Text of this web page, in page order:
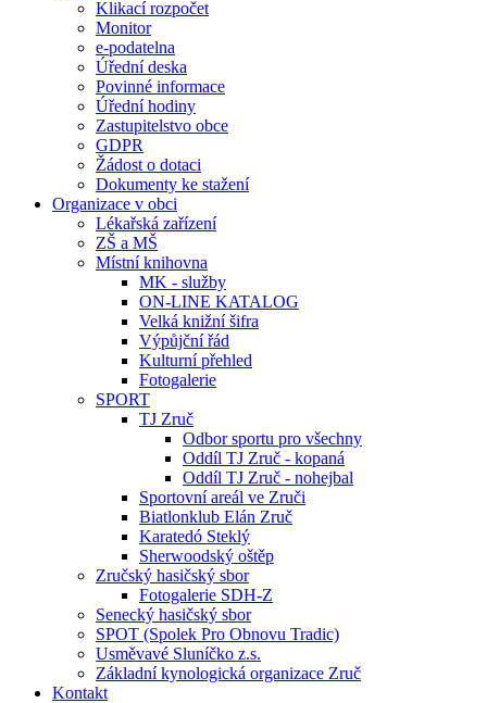
Klikací rozpočet
Monitor
e-podatelna
Úřední deska
Povinné informace
Úřední hodiny
Zastupitelstvo obce
GDPR
Žádost o dotaci
Dokumenty ke stažení
Organizace v obci
Lékařská zařízení
ZŠ a MŠ
Místní knihovna
MK - služby
ON-LINE KATALOG
Velká knižní šifra
Výpůjční řád
Kulturní přehled
Fotogalerie
SPORT
TJ Zruč
Odbor sportu pro všechny
Oddíl TJ Zruč - kopaná
Oddíl TJ Zruč - nohejbal
Sportovní areál ve Zruči
Biatlonklub Elán Zruč
Karatedó Steklý
Sherwoodský oštěp
Zručský hasičský sbor
Fotogalerie SDH-Z
Senecký hasičský sbor
SPOT (Spolek Pro Obnovu Tradic)
Usměvavé Sluníčko z.s.
Základní kynologická organizace Zruč
Kontakt